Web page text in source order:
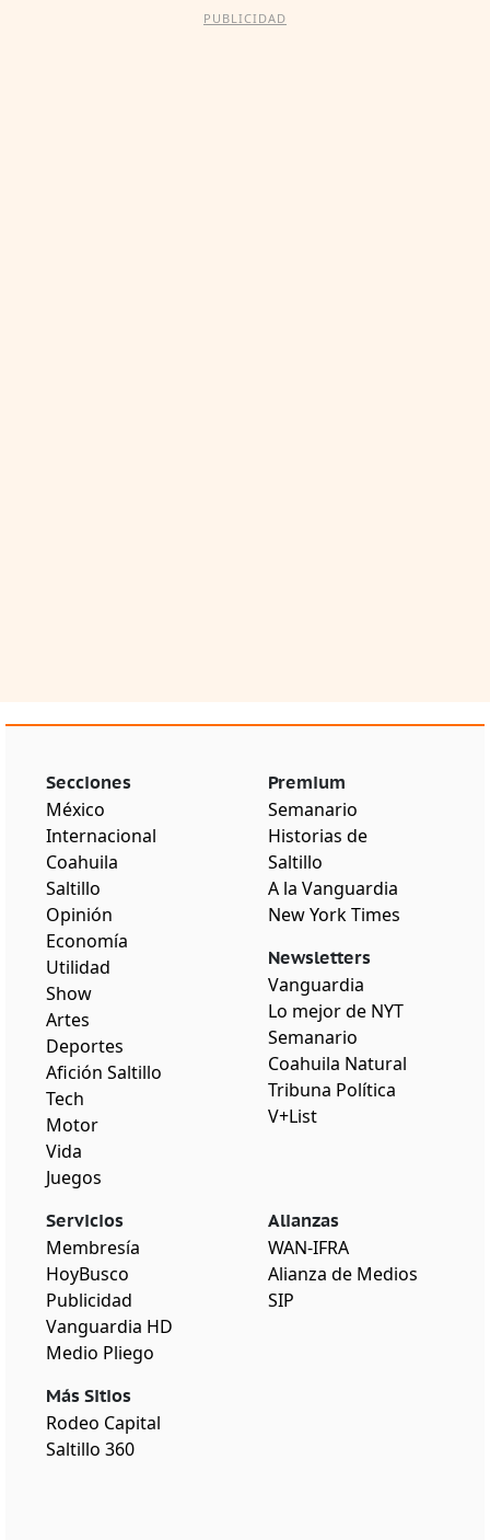
PUBLICIDAD
Secciones
México
Internacional
Coahuila
Saltillo
Opinión
Economía
Utilidad
Show
Artes
Deportes
Afición Saltillo
Tech
Motor
Vida
Juegos
Premium
Semanario
Historias de
Saltillo
A la Vanguardia
New York Times
Newsletters
Vanguardia
Lo mejor de NYT
Semanario
Coahuila Natural
Tribuna Política
V+List
Servicios
Membresía
HoyBusco
Publicidad
Vanguardia HD
Medio Pliego
Más Sitios
Rodeo Capital
Saltillo 360
Alianzas
WAN-IFRA
Alianza de Medios
SIP